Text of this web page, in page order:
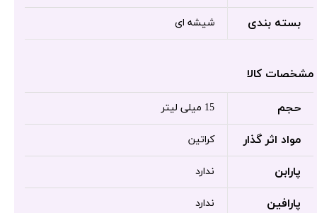
بسته بندی شیشه ای
مشخصات کالا
حجم 15 میلی لیتر
مواد اثر گذار کراتین
پارابن ندارد
پارافین ندارد